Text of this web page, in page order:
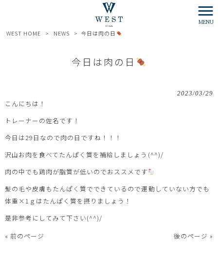
MENU
WEST HOME > NEWS > 今日は肉の日
今日は肉の日
2023/03/29
こんにちは！
トレーナーの佐名です！
今日は29日なので肉の日ですね！！！
沢山お肉を食べてたんぱく質を補給しましょう(^^)/
肉の中でも鶏肉が脂質が低いのでおススメです
髪の毛や皮膚もたんぱく質でできているので運動していない方でも
体重×1ｇはたんぱく質を摂りましょう！
是非参考にしてみて下さい(^^)/
« 前のページ
後のページ »